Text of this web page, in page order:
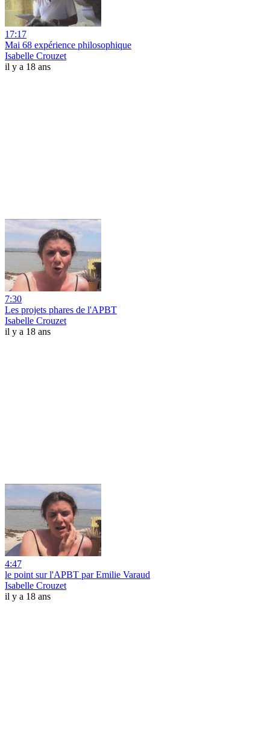
17:17
Mai 68 expérience philosophique
Isabelle Crouzet
il y a 18 ans
7:30
Les projets phares de l'APBT
Isabelle Crouzet
il y a 18 ans
4:47
le point sur l'APBT par Emilie Varaud
Isabelle Crouzet
il y a 18 ans